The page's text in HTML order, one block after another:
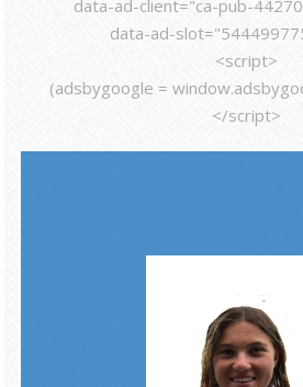
data-ad-client="ca-pub-
data-ad-
<script>
(adsbygoogle =
</script>